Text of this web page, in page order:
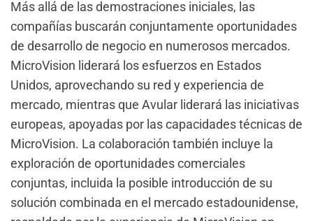
Más allá de las demostraciones iniciales, las
compañías buscarán conjuntamente oportunidades
de desarrollo de negocio en numerosos mercados.
MicroVision liderará los esfuerzos en Estados
Unidos, aprovechando su red y experiencia de
mercado, mientras que Avular liderará las iniciativas
europeas, apoyadas por las capacidades técnicas de
MicroVision. La colaboración también incluye la
exploración de oportunidades comerciales
conjuntas, incluida la posible introducción de su
solución combinada en el mercado estadounidense,